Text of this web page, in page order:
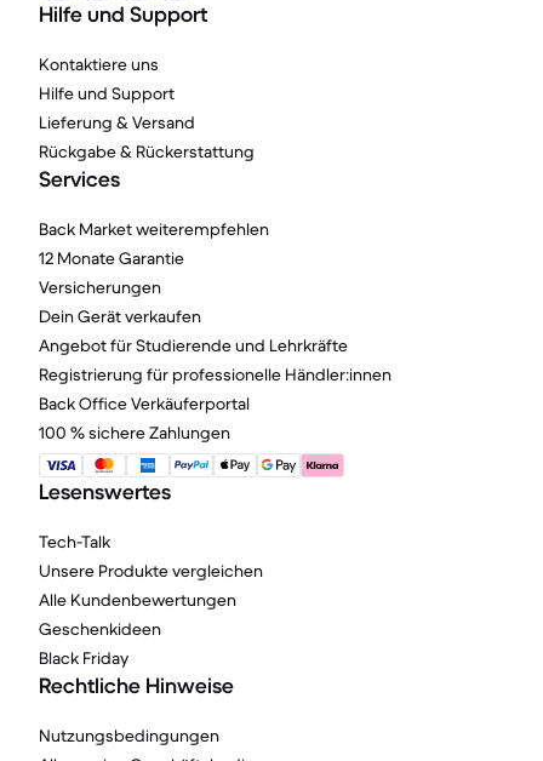
Hilfe und Support
Kontaktiere uns
Hilfe und Support
Lieferung & Versand
Rückgabe & Rückerstattung
Services
Back Market weiterempfehlen
12 Monate Garantie
Versicherungen
Dein Gerät verkaufen
Angebot für Studierende und Lehrkräfte
Registrierung für professionelle Händler:innen
Back Office Verkäuferportal
100 % sichere Zahlungen
Lesenswertes
Tech-Talk
Unsere Produkte vergleichen
Alle Kundenbewertungen
Geschenkideen
Black Friday
Rechtliche Hinweise
Nutzungsbedingungen